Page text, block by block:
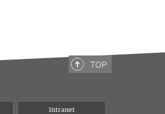
TOP
Intranet